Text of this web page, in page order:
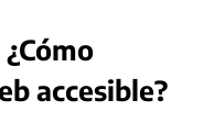
accesible?